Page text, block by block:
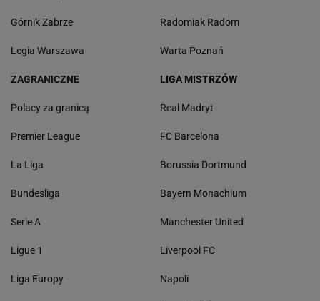
Górnik Zabrze
Legia Warszawa
Radomiak Radom
Warta Poznań
ZAGRANICZNE
Polacy za granicą
Premier League
La Liga
Bundesliga
Serie A
Ligue 1
Liga Europy
LIGA MISTRZÓW
Real Madryt
FC Barcelona
Borussia Dortmund
Bayern Monachium
Manchester United
Liverpool FC
Napoli